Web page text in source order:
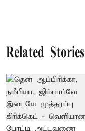
Related Stories